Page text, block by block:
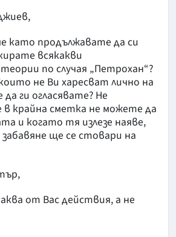
като продължавате да си
всякакви
по случая „Петрохан“?
не Ви харесват лично на
ги огласявате? Не
в крайна сметка не можете да
и когато тя излезе наяве,
ще се стовари на
от Вас действия, а не